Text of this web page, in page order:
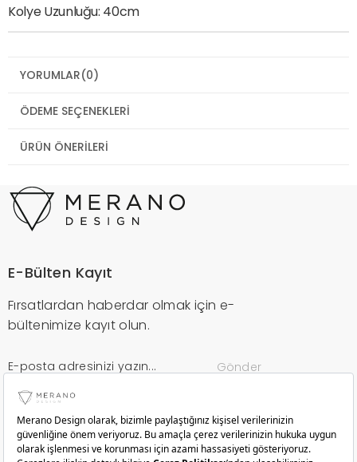
Kolye Uzunluğu: 40cm
YORUMLAR(0)
ÖDEME SEÇENEKLERI
ÜRÜN ÖNERILERI
E-Bülten Kayıt
Fırsatlardan haberdar olmak için e-
bültenimize kayıt olun.
Gönder
Kurumsal